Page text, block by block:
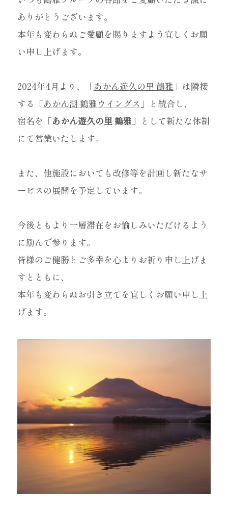
ありがとうございます。
本年も変わらぬご愛顧を賜りますよう宜しくお願
い申し上げます。
2024年4月より、「あかん遊久の里 鶴雅 」は隣接
する「あかん湖 鶴雅ウイングス 」と統合し、
宿名を「あかん遊久の里 鶴雅」として新たな体制
にて営業いたします。
また、他施設においても改修等を計画し新たなサ
ービスの展開を予定しています。
今後ともより一層滞在をお愉しみいただけるよう
に励んで参ります。
皆様のご健勝とご多幸を心よりお祈り申し上げま
すとともに、
本年も変わらぬお引き立てを宜しくお願い申し上
げます。